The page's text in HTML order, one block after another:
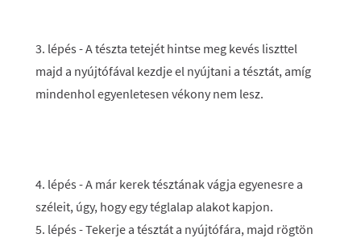
3. lépés - A tészta tetejét hintse meg kevés liszttel
majd a nyújtófával kezdje el nyújtani a tésztát, amíg
mindenhol egyenletesen vékony nem lesz.
4. lépés - A már kerek tésztának vágja egyenesre a
széleit, úgy, hogy egy téglalap alakot kapjon.
5. lépés - Tekerje a tésztát a nyújtófára, majd rögtön